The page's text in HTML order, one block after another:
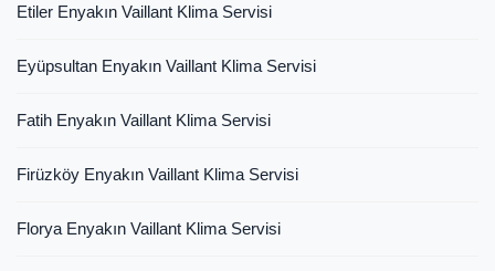
Etiler Enyakın Vaillant Klima Servisi
Eyüpsultan Enyakın Vaillant Klima Servisi
Fatih Enyakın Vaillant Klima Servisi
Firüzköy Enyakın Vaillant Klima Servisi
Florya Enyakın Vaillant Klima Servisi